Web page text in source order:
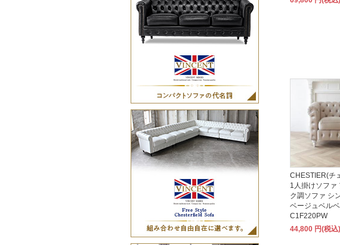
CHESTIER(チ
1人掛けソファ
ク調ソファ シ
ベージュベル
C1F220PW
44,800 円(税込)